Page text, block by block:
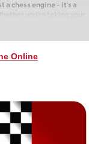
a chess engine – it’s a
you’re taking your
of club chess, or already
level: with FRITZ, you can
and with a
than ever before.
Online